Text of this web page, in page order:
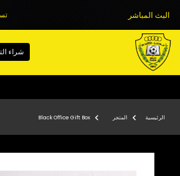
البث المباشر
شراء
الرئيسية المتجر Black Office Gift Box